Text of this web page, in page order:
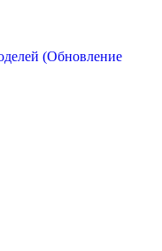
(Обновление